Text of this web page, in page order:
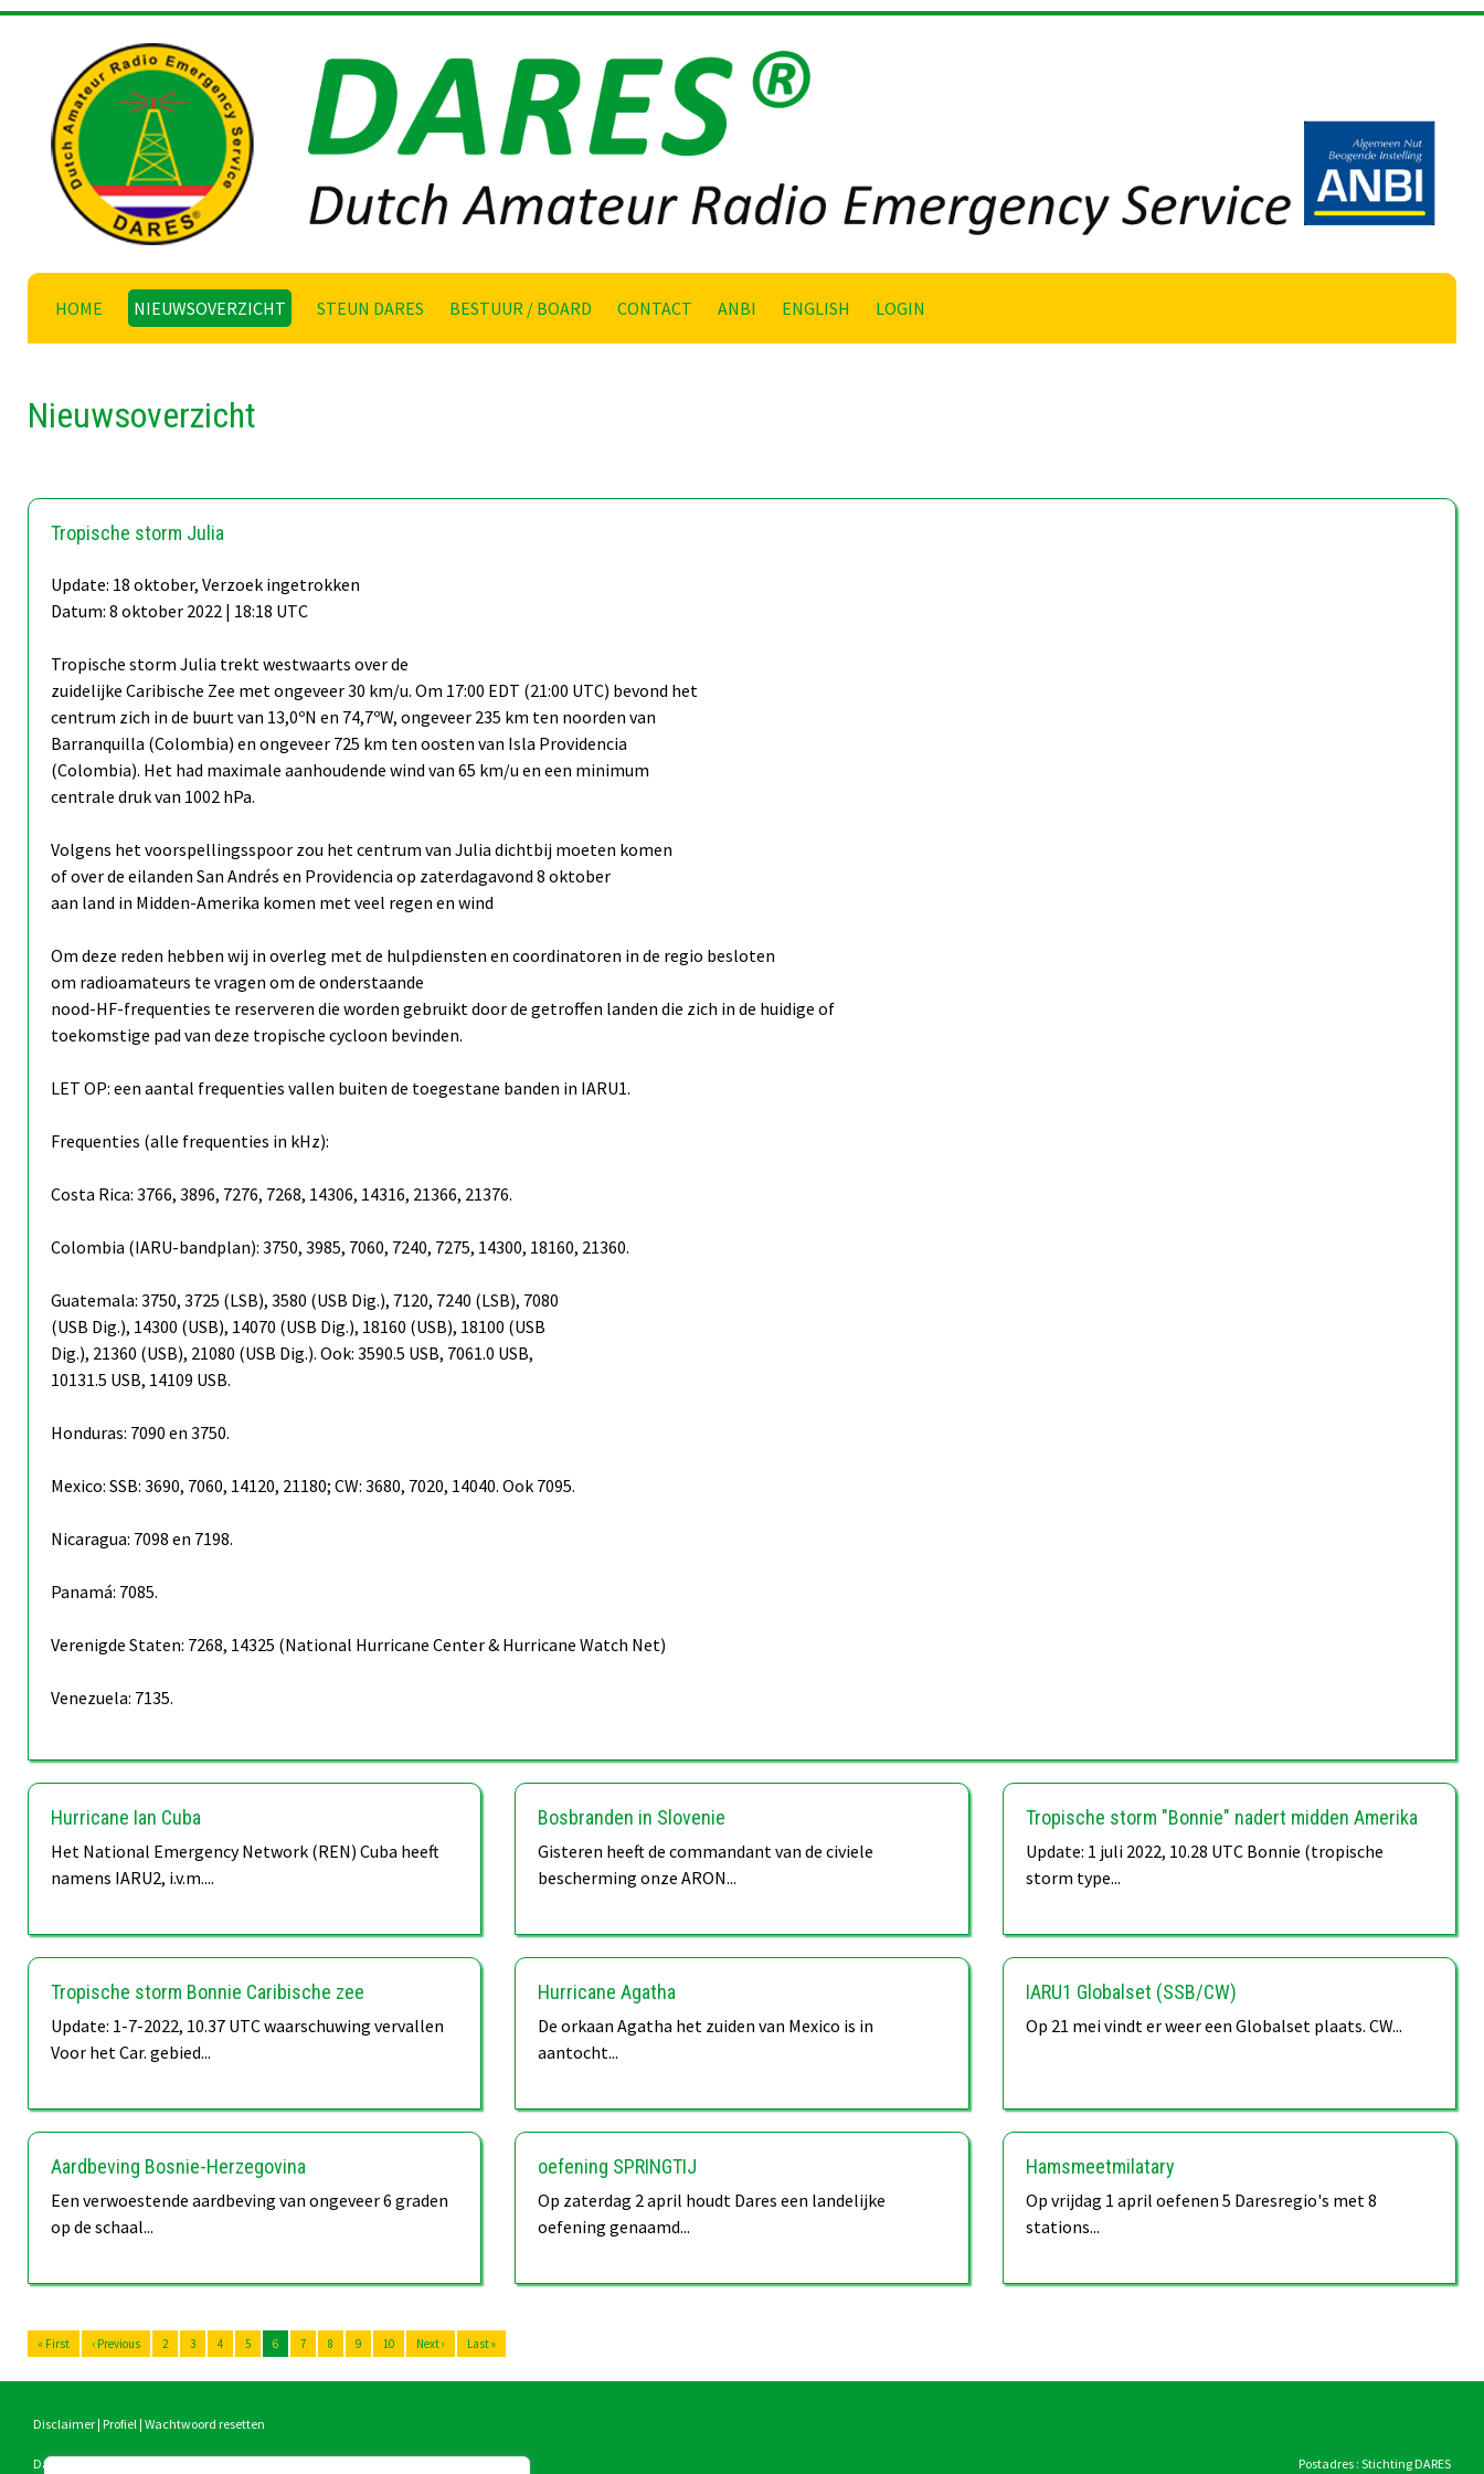
Skip
HOME NIEUWSOVERZICHT STEUN DARES BESTUUR / BOARD CONTACT ANBI ENGLISH LOGIN
Nieuwsoverzicht
Tropische storm Julia
Update: 18 oktober, Verzoek ingetrokken
Datum: 8 oktober 2022 | 18:18 UTC
Tropische storm Julia trekt westwaarts over de
zuidelijke Caribische Zee met ongeveer 30 km/u. Om 17:00 EDT (21:00 UTC) bevond het
centrum zich in de buurt van 13,0ºN en 74,7ºW, ongeveer 235 km ten noorden van
Barranquilla (Colombia) en ongeveer 725 km ten oosten van Isla Providencia
(Colombia). Het had maximale aanhoudende wind van 65 km/u en een minimum
centrale druk van 1002 hPa.
Volgens het voorspellingsspoor zou het centrum van Julia dichtbij moeten komen
of over de eilanden San Andrés en Providencia op zaterdagavond 8 oktober
aan land in Midden-Amerika komen met veel regen en wind
Om deze reden hebben wij in overleg met de hulpdiensten en coordinatoren in de regio besloten
om radioamateurs te vragen om de onderstaande
nood-HF-frequenties te reserveren die worden gebruikt door de getroffen landen die zich in de huidige of
toekomstige pad van deze tropische cycloon bevinden.
LET OP: een aantal frequenties vallen buiten de toegestane banden in IARU1.
Frequenties (alle frequenties in kHz):
Costa Rica: 3766, 3896, 7276, 7268, 14306, 14316, 21366, 21376.
Colombia (IARU-bandplan): 3750, 3985, 7060, 7240, 7275, 14300, 18160, 21360.
Guatemala: 3750, 3725 (LSB), 3580 (USB Dig.), 7120, 7240 (LSB), 7080
(USB Dig.), 14300 (USB), 14070 (USB Dig.), 18160 (USB), 18100 (USB
Dig.), 21360 (USB), 21080 (USB Dig.). Ook: 3590.5 USB, 7061.0 USB,
10131.5 USB, 14109 USB.
Honduras: 7090 en 3750.
Mexico: SSB: 3690, 7060, 14120, 21180; CW: 3680, 7020, 14040. Ook 7095.
Nicaragua: 7098 en 7198.
Panamá: 7085.
Verenigde Staten: 7268, 14325 (National Hurricane Center & Hurricane Watch Net)
Venezuela: 7135.
Hurricane Ian Cuba
Het National Emergency Network (REN) Cuba heeft
namens IARU2, i.v.m....
Bosbranden in Slovenie
Gisteren heeft de commandant van de civiele
bescherming onze ARON...
Tropische storm "Bonnie" nadert midden Amerika
Update: 1 juli 2022, 10.28 UTC Bonnie (tropische
storm type...
Tropische storm Bonnie Caribische zee
Update: 1-7-2022, 10.37 UTC waarschuwing vervallen
Voor het Car. gebied...
Hurricane Agatha
De orkaan Agatha het zuiden van Mexico is in
aantocht...
IARU1 Globalset (SSB/CW)
Op 21 mei vindt er weer een Globalset plaats. CW...
Aardbeving Bosnie-Herzegovina
Een verwoestende aardbeving van ongeveer 6 graden
op de schaal...
oefening SPRINGTIJ
Op zaterdag 2 april houdt Dares een landelijke
oefening genaamd...
Hamsmeetmilatary
Op vrijdag 1 april oefenen 5 Daresregio's met 8
stations...
« First ‹ Previous 2 3 4 5 6 7 8 9 10 Next › Last »
Disclaimer| Profiel| Wachtwoord resetten
Dagelijks bestuur : Postadres : Stichting DARES